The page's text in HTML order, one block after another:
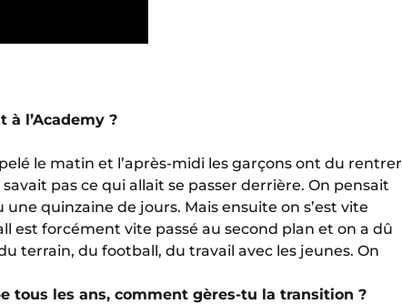
l’Academy ?
le matin et l’après-midi les garçons ont du rentrer
pas ce qui allait se passer derrière. On pensait
quinzaine de jours. Mais ensuite on s’est vite
est forcément vite passé au second plan et on a dû
terrain, du football, du travail avec les jeunes. On
tous les ans, comment gères-tu la transition ?